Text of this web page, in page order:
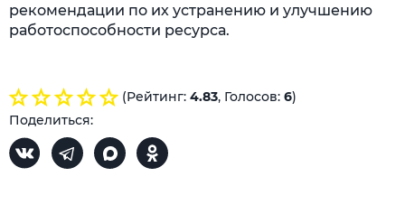
рекомендации по их устранению и улучшению
работоспособности ресурса.
(Рейтинг: 4.83, Голосов: 6)
Поделиться: